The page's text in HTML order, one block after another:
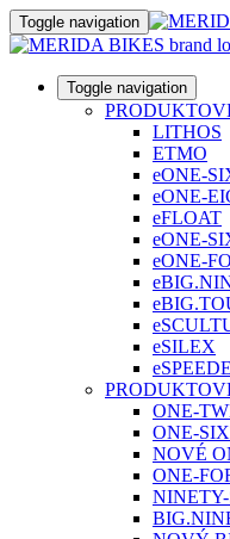
Toggle navigation
Toggle navigation
LITHOS
ETMO
eONE-
eONE-
eFLOAT
eONE-
eONE-
eSILEX
ONE-
ONE-
NOVÉ
ONE-